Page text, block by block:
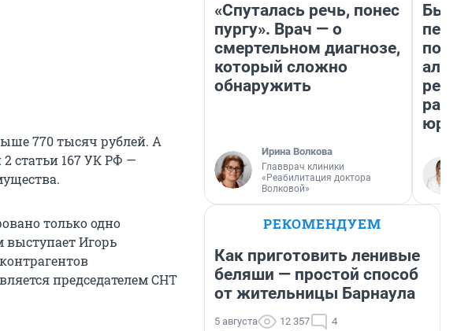
770 тысяч рублей. А
статьи 167 УК РФ —
только одно
выступает Игорь
председателем СНТ
«Спуталась речь, понес
пургу». Врач — о
смертельном диагнозе,
который сложно
обнаружить
Ирина Волкова
Главврач клиники
«Реабилитация доктора
Волковой»
Был
РЕКОМЕНДУЕМ
Как приготовить ленивые
беляши — простой способ
от жительницы Барнаула
5 августа 12 357 4